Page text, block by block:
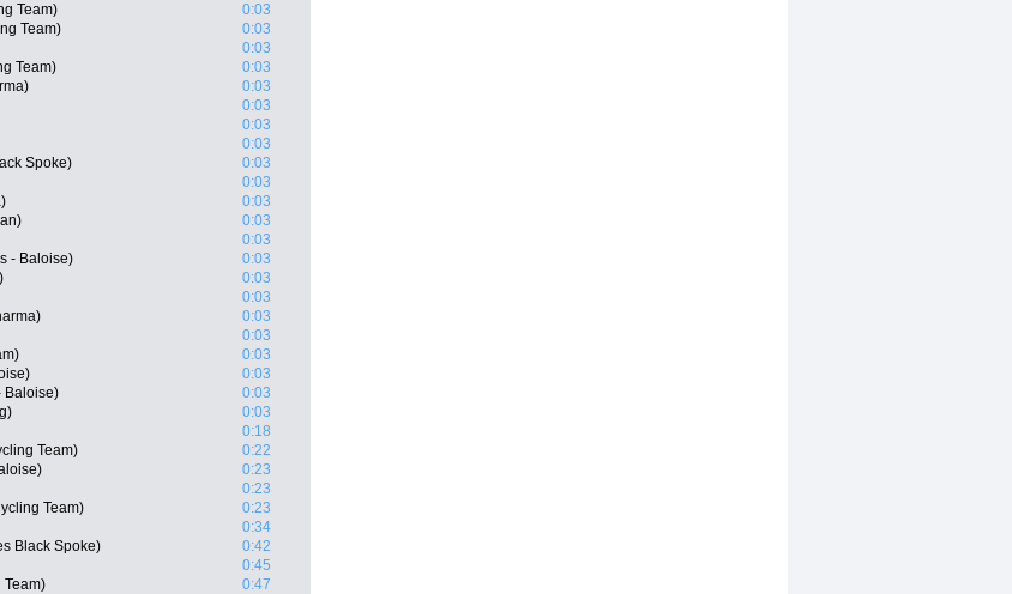
Team)
0:03
Team)
0:03
0:03
Team)
0:03
0:03
0:03
0:03
0:03
Spoke)
0:03
0:03
0:03
0:03
0:03
- Baloise)
0:03
0:03
0:03
0:03
0:03
0:03
0:03
Baloise)
0:03
0:03
0:18
Team)
0:22
0:23
0:23
Team)
0:23
0:34
Black Spoke)
0:42
0:45
Team)
0:47